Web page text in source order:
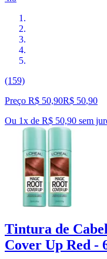
(159)
Preço R$ 50,90R$ 50,90
Ou 1x de R$ 50,90 sem
Tintura de
Cover Up Red -